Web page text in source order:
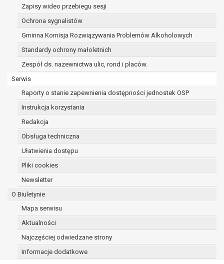
Zapisy wideo przebiegu sesji
Ochrona sygnalistów
Gminna Komisja Rozwiązywania Problemów Alkoholowych
Standardy ochrony małoletnich
Zespół ds. nazewnictwa ulic, rond i placów.
Serwis
Raporty o stanie zapewnienia dostępności jednostek OSP
Instrukcja korzystania
Redakcja
Obsługa techniczna
Ułatwienia dostępu
Pliki cookies
Newsletter
O Biuletynie
Mapa serwisu
Aktualności
Najczęściej odwiedzane strony
Informacje dodatkowe
administratorowi sprawdzić
przetwarzanie danych jest niezgodne
z prawem, a osoba, której dane
dotyczą, sprzeciwia się usunięciu
danych, żądając w zamian ich
ograniczenia,
danych dla swoich celów, ale osoba,
której dane dotyczą, potrzebuje ich do
ustalenia, obrony lub dochodzenia
roszczeń,
osoba, której dane dotyczą, wniosła
sprzeciw wobec przetwarzania
danych - do czasu ustalenia czy
prawnie uzasadnione podstawy po
podstawie art. 20 RODO, w przypadku gdy
przetwarzanie danych odbywa się na
której dane dotyczą lub na podstawie